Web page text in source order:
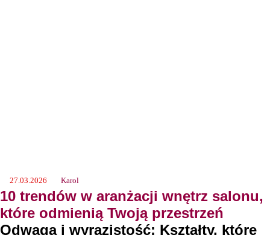
27.03.2026 Karol
10 trendów w aranżacji wnętrz salonu,
które odmienią Twoją przestrzeń
Odwaga i wyrazistość: Kształty, które